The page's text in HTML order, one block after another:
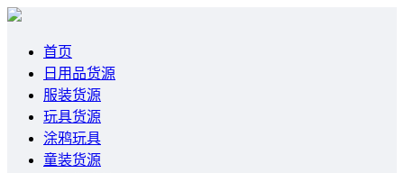
首页
日用品货源
服装货源
玩具货源
涂鸦玩具
童装货源